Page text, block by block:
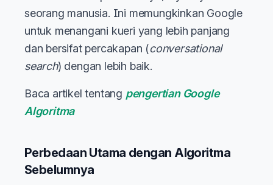
seorang manusia. Ini memungkinkan Google
untuk menangani kueri yang lebih panjang
dan bersifat percakapan (conversational
search) dengan lebih baik.
Baca artikel tentang pengertian Google
Algoritma
Perbedaan Utama dengan Algoritma
Sebelumnya